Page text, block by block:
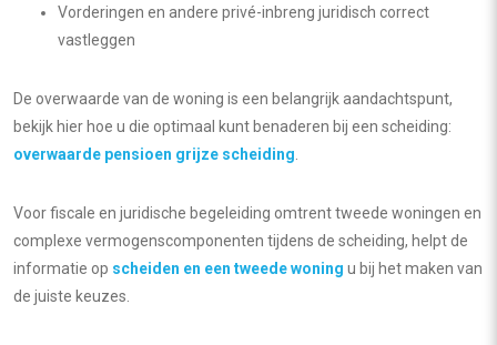
Vorderingen en andere privé-inbreng juridisch correct
vastleggen
De overwaarde van de woning is een belangrijk aandachtspunt,
bekijk hier hoe u die optimaal kunt benaderen bij een scheiding:
overwaarde pensioen grijze scheiding
Voor fiscale en juridische begeleiding omtrent tweede woningen en
complexe vermogenscomponenten tijdens de scheiding, helpt de
informatie op scheiden en een tweede woning u bij het maken van
de juiste keuzes.